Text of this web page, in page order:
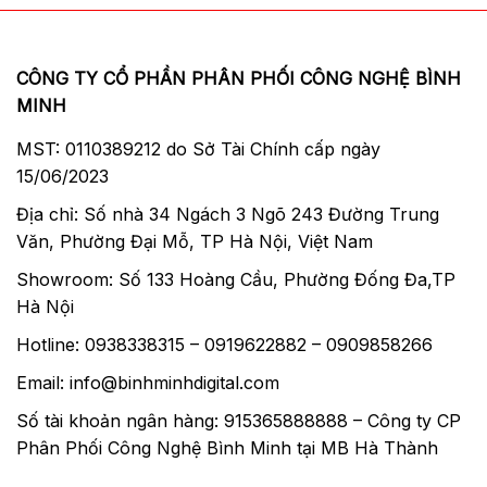
CÔNG TY CỔ PHẦN PHÂN PHỐI CÔNG NGHỆ BÌNH
MINH
MST: 0110389212 do Sở Tài Chính cấp ngày
15/06/2023
Địa chỉ: Số nhà 34 Ngách 3 Ngõ 243 Đường Trung
Văn, Phường Đại Mỗ, TP Hà Nội, Việt Nam
Showroom: Số 133 Hoàng Cầu, Phường Đống Đa,TP
Hà Nội
Hotline: 0938338315 – 0919622882 – 0909858266
Email: info@binhminhdigital.com
Số tài khoản ngân hàng: 915365888888 – Công ty CP
Phân Phối Công Nghệ Bình Minh tại MB Hà Thành